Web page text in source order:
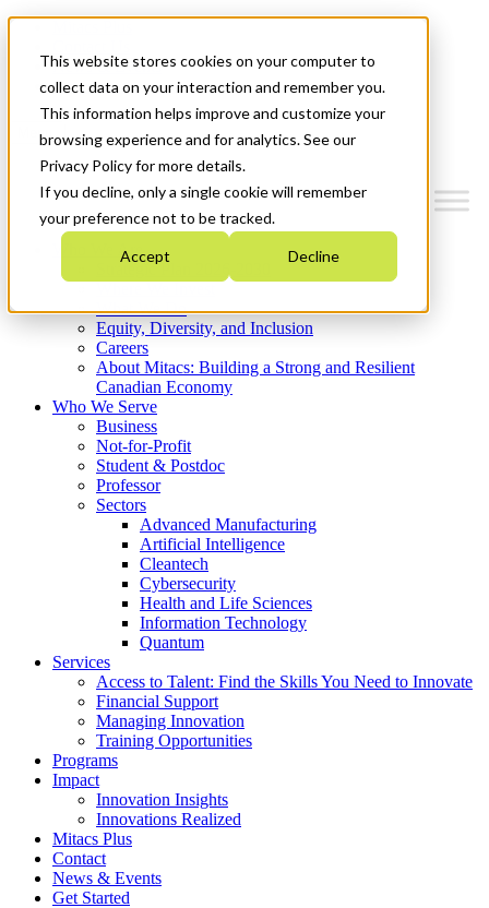
This website stores cookies on your computer to
collect data on your interaction and remember you.
This information helps improve and customize your
browsing experience and for analytics. See our
Privacy Policy for more details.
If you decline, only a single cookie will remember
your preference not to be tracked.
Accept Decline
News & Events
Get Started
Menu
Who We Are
Strategic Plan 2026-2030
What We Do
Equity, Diversity, and Inclusion
Careers
About Mitacs: Building a Strong and Resilient
Canadian Economy
Who We Serve
Business
Not-for-Profit
Student & Postdoc
Professor
Sectors
Advanced Manufacturing
Artificial Intelligence
Cleantech
Cybersecurity
Health and Life Sciences
Information Technology
Quantum
Services
Access to Talent: Find the Skills You Need to Innovate
Financial Support
Managing Innovation
Training Opportunities
Programs
Impact
Innovation Insights
Innovations Realized
Mitacs Plus
Contact
News & Events
Get Started